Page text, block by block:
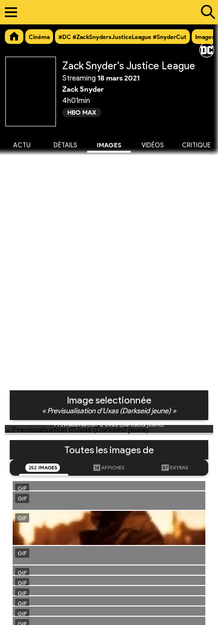
Cinéma #DC #ZackSnydersJusticeLeague #SnyderCut Images
Zack Snyder's Justice League
Streaming18 mars 2021
Zack Snyder
4h01min
HBO MAX
ACTU DÉTAILS IMAGES VIDÉOS CRITIQUE
Image selectionnée
« Previsualisation d'Uxas (Darkseid jeune) »
Previsualisation d'Uxas (Darkseid jeune)
Toutes les images de
252 IMAGES 14 AFFICHES 87 EXTRAS